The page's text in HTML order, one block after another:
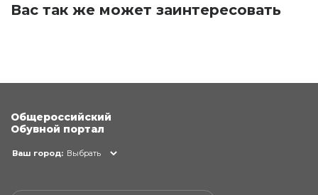
Вас так же может заинтересовать
Общероссийский
Обувной портал
Ваш город: Выбрать